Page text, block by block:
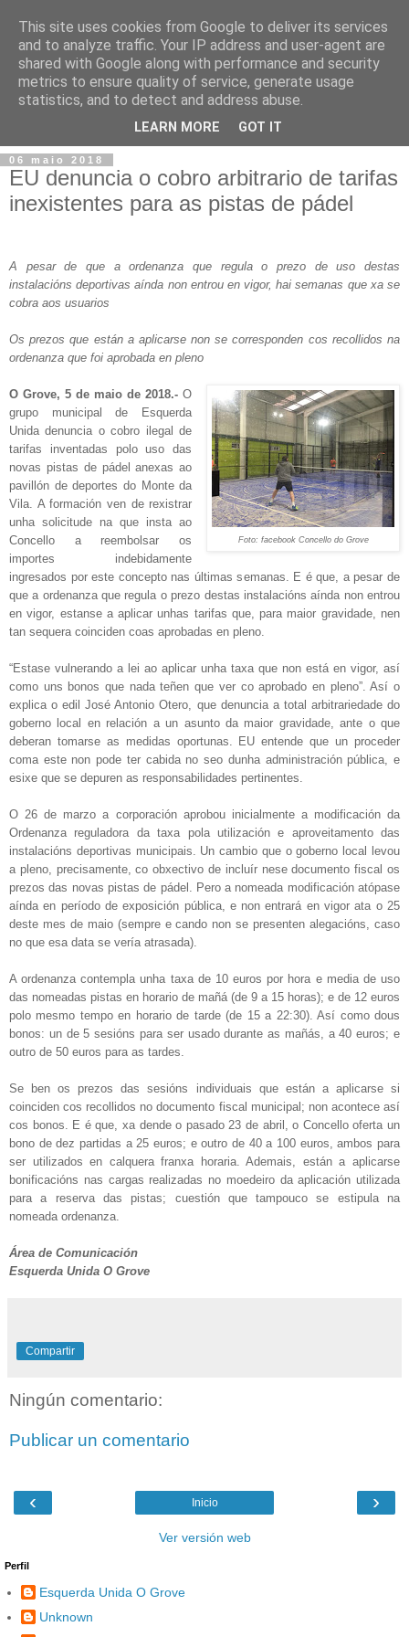
06 maio 2018
EU denuncia o cobro arbitrario de tarifas
inexistentes para as pistas de pádel
A pesar de que a ordenanza que regula o prezo de uso destas
instalacións deportivas aínda non entrou en vigor, hai semanas que xa se
cobra aos usuarios
Os prezos que están a aplicarse non se corresponden cos recollidos na
ordenanza que foi aprobada en pleno
Foto: facebook Concello do Grove
O Grove, 5 de maio de 2018.-O
grupo municipal de Esquerda
Unida denuncia o cobro ilegal de
tarifas inventadas polo uso das
novas pistas de pádel anexas ao
pavillón de deportes do Monte da
Vila. A formación ven de rexistrar
unha solicitude na que insta ao
Concello a reembolsar os
importes indebidamente
ingresados por este concepto nas últimas semanas. E é que, a pesar de
que a ordenanza que regula o prezo destas instalacións aínda non entrou
en vigor, estanse a aplicar unhas tarifas que, para maior gravidade, nen
tan sequera coinciden coas aprobadas en pleno.
“Estase vulnerando a lei ao aplicar unha taxa que non está en vigor, así
como uns bonos que nada teñen que ver co aprobado en pleno”. Así o
explica o edil José Antonio Otero, que denuncia a total arbitrariedade do
goberno local en relación a un asunto da maior gravidade, ante o que
deberan tomarse as medidas oportunas. EU entende que un proceder
coma este non pode ter cabida no seo dunha administración pública, e
esixe que se depuren as responsabilidades pertinentes.
O 26 de marzo a corporación aprobou inicialmente a modificación da
Ordenanza reguladora da taxa pola utilización e aproveitamento das
instalacións deportivas municipais. Un cambio que o goberno local levou
a pleno, precisamente, co obxectivo de incluír nese documento fiscal os
prezos das novas pistas de pádel. Pero a nomeada modificación atópase
aínda en período de exposición pública, e non entrará en vigor ata o 25
deste mes de maio (sempre e cando non se presenten alegacións, caso
no que esa data se vería atrasada).
A ordenanza contempla unha taxa de 10 euros por hora e media de uso
das nomeadas pistas en horario de mañá (de 9 a 15 horas); e de 12 euros
polo mesmo tempo en horario de tarde (de 15 a 22:30). Así como dous
bonos: un de 5 sesións para ser usado durante as mañás, a 40 euros; e
outro de 50 euros para as tardes.
Se ben os prezos das sesións individuais que están a aplicarse si
coinciden cos recollidos no documento fiscal municipal; non acontece así
cos bonos. E é que, xa dende o pasado 23 de abril, o Concello oferta un
bono de dez partidas a 25 euros; e outro de 40 a 100 euros, ambos para
ser utilizados en calquera franxa horaria. Ademais, están a aplicarse
bonificacións nas cargas realizadas no moedeiro da aplicación utilizada
para a reserva das pistas; cuestión que tampouco se estipula na
nomeada ordenanza.
Área de Comunicación
Esquerda Unida O Grove
Compartir
Ningún comentario:
Publicar un comentario
‹ ›
Inicio
Ver versión web
Perfil
Esquerda Unida O Grove
Unknown
This site uses cookies from Google to deliver its services
and to analyze traffic. Your IP address and user-agent are
shared with Google along with performance and security
metrics to ensure quality of service, generate usage
statistics, and to detect and address abuse.
LEARN MORE GOT IT